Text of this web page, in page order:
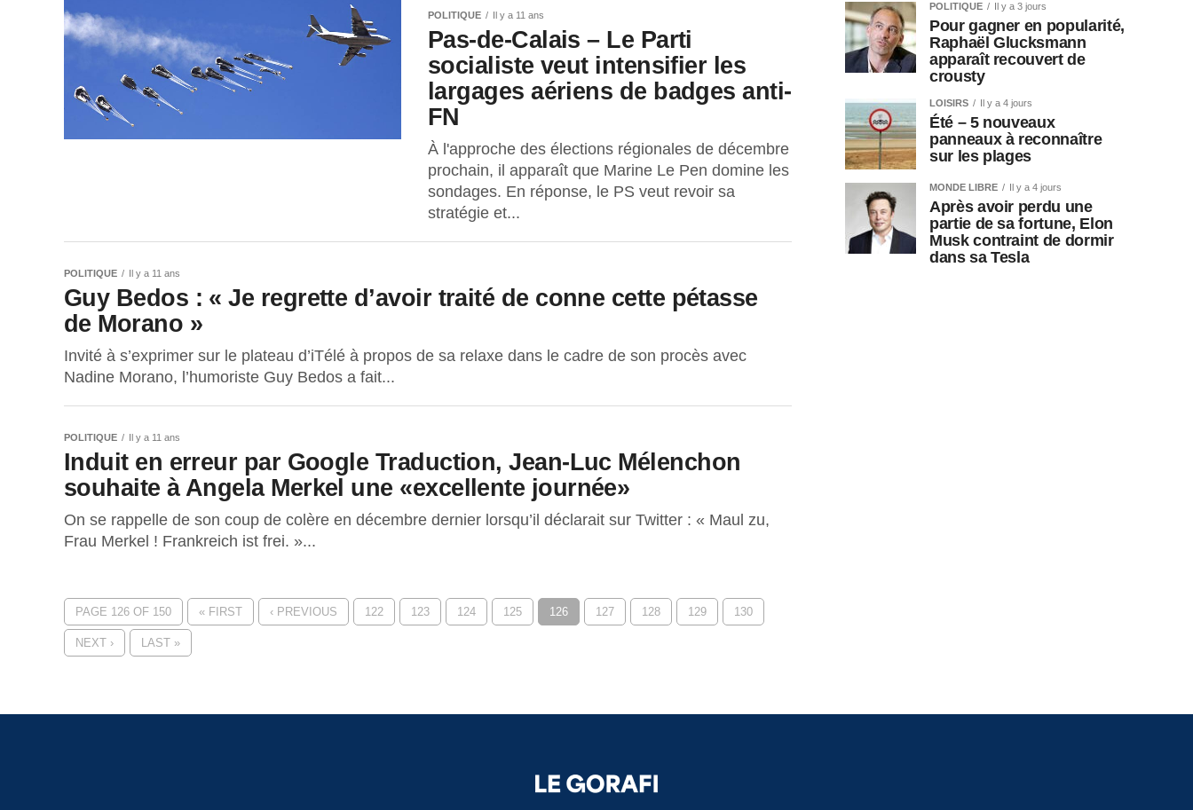
POLITIQUE Il y a 11 ans
Pas-de-Calais – Le Parti
socialiste veut intensifier les
largages aériens de badges anti-
FN
À l'approche des élections régionales de décembre
prochain, il apparaît que Marine Le Pen domine les
sondages. En réponse, le PS veut revoir sa
stratégie et...
POLITIQUE Il y a 11 ans
Guy Bedos : « Je regrette d’avoir traité de conne cette pétasse
de Morano »
Invité à s’exprimer sur le plateau d’iTélé à propos de sa relaxe dans le cadre de son procès avec
Nadine Morano, l’humoriste Guy Bedos a fait...
POLITIQUE Il y a 11 ans
Induit en erreur par Google Traduction, Jean-Luc Mélenchon
souhaite à Angela Merkel une «excellente journée»
On se rappelle de son coup de colère en décembre dernier lorsqu’il déclarait sur Twitter : « Maul zu,
Frau Merkel ! Frankreich ist frei. »...
PAGE 126 OF 150 « FIRST ‹ PREVIOUS 122 123 124 125 126 127 128 129 130
NEXT › LAST »
POLITIQUE Il y a 3 jours
Pour gagner en popularité,
Raphaël Glucksmann
apparaît recouvert de
crousty
LOISIRS Il y a 4 jours
Été – 5 nouveaux
panneaux à reconnaître
sur les plages
MONDE LIBRE Il y a 4 jours
Après avoir perdu une
partie de sa fortune, Elon
Musk contraint de dormir
dans sa Tesla